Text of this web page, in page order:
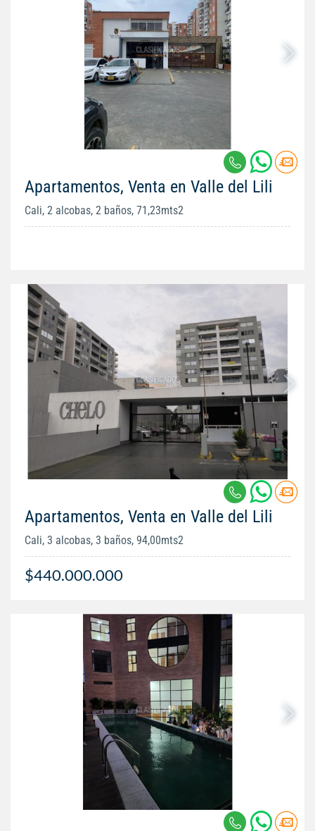
Apartamentos, Venta en Valle del Lili
Cali, 2 alcobas, 2 baños, 71,23mts2
Apartamentos, Venta en Valle del Lili
Cali, 3 alcobas, 3 baños, 94,00mts2
$440.000.000